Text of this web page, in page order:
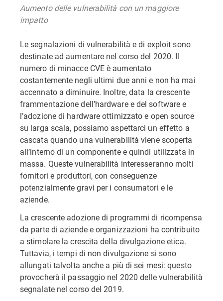
Aumento delle vulnerabilità con un maggiore
impatto
Le segnalazioni di vulnerabilità e di exploit sono
destinate ad aumentare nel corso del 2020. Il
numero di minacce CVE è aumentato
costantemente negli ultimi due anni e non ha mai
accennato a diminuire. Inoltre, data la crescente
frammentazione dell’hardware e del software e
l’adozione di hardware ottimizzato e open source
su larga scala, possiamo aspettarci un effetto a
cascata quando una vulnerabilità viene scoperta
all’interno di un componente e quindi utilizzata in
massa. Queste vulnerabilità interesseranno molti
fornitori e produttori, con conseguenze
potenzialmente gravi per i consumatori e le
aziende.
La crescente adozione di programmi di ricompensa
da parte di aziende e organizzazioni ha contribuito
a stimolare la crescita della divulgazione etica.
Tuttavia, i tempi di non divulgazione si sono
allungati talvolta anche a più di sei mesi: questo
provocherà il passaggio nel 2020 delle vulnerabilità
segnalate nel corso del 2019.